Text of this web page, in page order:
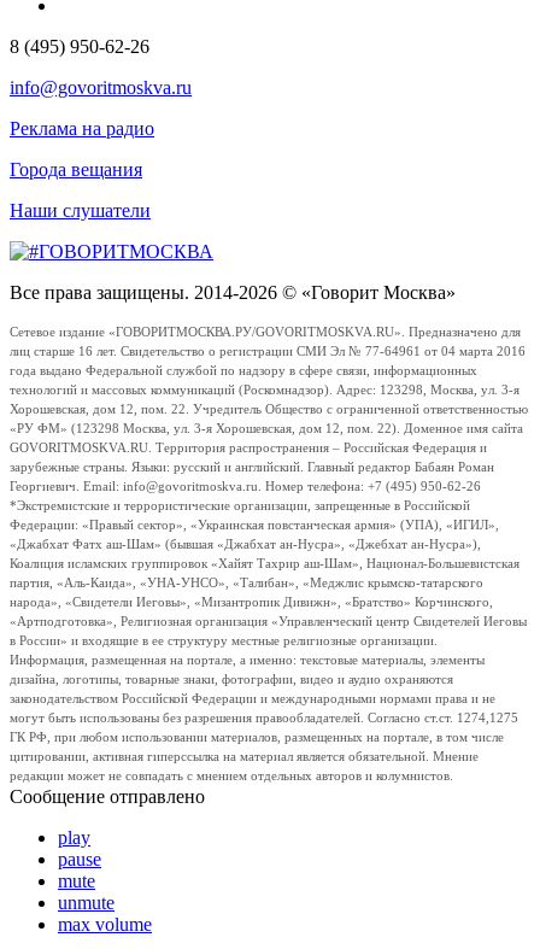
8 (495) 950-62-26
info@govoritmoskva.ru
Реклама на радио
Города вещания
Наши слушатели
Все права защищены. 2014-2026 © «Говорит Москва»
Сетевое издание «ГОВОРИТМОСКВА.РУ/GOVORITMOSKVA.RU». Предназначено для
лиц старше 16 лет. Свидетельство о регистрации СМИ Эл № 77-64961 от 04 марта 2016
года выдано Федеральной службой по надзору в сфере связи, информационных
технологий и массовых коммуникаций (Роскомнадзор). Адрес: 123298, Москва, ул. 3-я
Хорошевская, дом 12, пом. 22. Учредитель Общество с ограниченной ответственностью
«РУ ФМ» (123298 Москва, ул. 3-я Хорошевская, дом 12, пом. 22). Доменное имя сайта
GOVORITMOSKVA.RU. Территория распространения – Российская Федерация и
зарубежные страны. Языки: русский и английский. Главный редактор Бабаян Роман
Георгиевич. Email: info@govoritmoskva.ru. Номер телефона: +7 (495) 950-62-26
*Экстремистские и террористические организации, запрещенные в Российской
Федерации: «Правый сектор», «Украинская повстанческая армия» (УПА), «ИГИЛ»,
«Джабхат Фатх аш-Шам» (бывшая «Джабхат ан-Нусра», «Джебхат ан-Нусра»),
Коалиция исламских группировок «Хайят Тахрир аш-Шам», Национал-Большевистская
партия, «Аль-Каида», «УНА-УНСО», «Талибан», «Меджлис крымско-татарского
народа», «Свидетели Иеговы», «Мизантропик Дивижн», «Братство» Корчинского,
«Артподготовка», Религиозная организация «Управленческий центр Свидетелей Иеговы
в России» и входящие в ее структуру местные религиозные организации.
Информация, размещенная на портале, а именно: текстовые материалы, элементы
дизайна, логотипы, товарные знаки, фотографии, видео и аудио охраняются
законодательством Российской Федерации и международными нормами права и не
могут быть использованы без разрешения правообладателей. Согласно ст.ст. 1274,1275
ГК РФ, при любом использовании материалов, размещенных на портале, в том числе
цитировании, активная гиперссылка на материал является обязательной. Мнение
редакции может не совпадать с мнением отдельных авторов и колумнистов.
Сообщение отправлено
play
pause
mute
unmute
max volume